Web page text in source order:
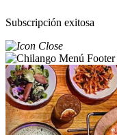
Subscripción exitosa